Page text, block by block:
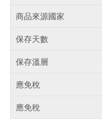
商品來源國家
保存天數
保存溫層
應免稅
應免稅